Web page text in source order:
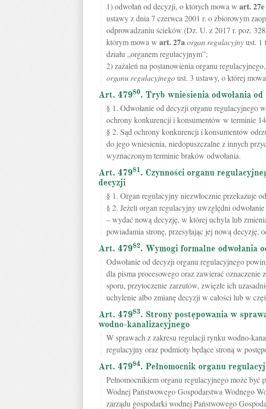
1) odwołań od decyzji, o których mowa w art.27e
ustawy z dnia 7 czerwca 2001 r. o zbiorowym
odprowadzaniu ścieków (Dz. U. z 2017 r. poz.
którym mowa w art.27aorgan regulacyjnyust. 1
działu „organem regulacyjnym”;
2) zażaleń na postanowienia organu
organu regulacyjnegoust. 3 ustawy, o której
Art. 47980. Tryb wniesienia odwołania
§ 1. Odwołanie od decyzji organu regulacyjnego
ochrony konkurencji i konsumentów w terminie
§ 2. Sąd ochrony konkurencji i konsumentów
do jego wniesienia, niedopuszczalne z innych
wyznaczonym terminie braków odwołania.
Art. 47981. Czynności organu
decyzji
§ 1. Organ regulacyjny niezwłocznie przekazuje
§ 2. Jeżeli organ regulacyjny uwzględni
– wydać nową decyzję, w której uchyla lub
powiadamia stronę, przesyłając jej nową decyzję,
Art. 47982. Wymogi formalne odwołania
Odwołanie od decyzji organu regulacyjnego
dla pisma procesowego oraz zawierać
sporu, przytoczenie zarzutów, zwięzłe ich
uchylenie albo zmianę decyzji w całości lub w
Art. 47983. Strony postępowania w
wodno-kanalizacyjnego
W sprawach z zakresu regulacji rynku wodno-
regulacyjny oraz podmioty będące stroną w
Art. 47984. Pełnomocnik organu
Pełnomocnikiem organu regulacyjnego może
Wodnej Państwowego Gospodarstwa Wodnego
zarządu gospodarki wodnej Państwowego